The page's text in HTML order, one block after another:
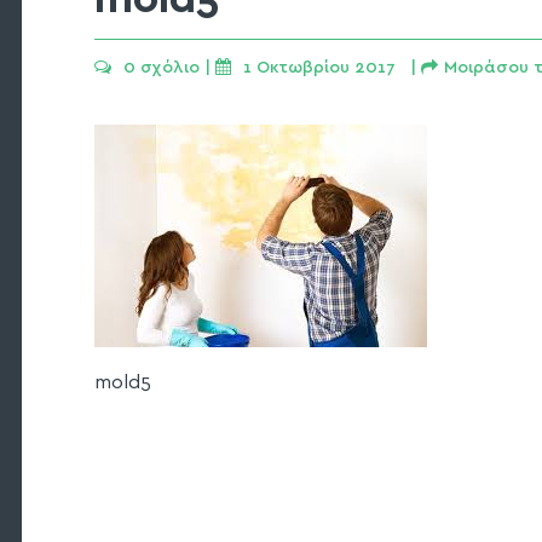
0 σχόλιο 1 Οκτωβρίου 2017   | Μοιράσου
mold5